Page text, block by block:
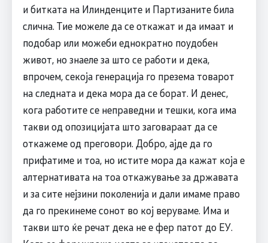
и битката на Илинденците и Партизаните била
слична. Тие можеле да се откажат и да имаат и
подобар или можеби еднократно поудобен
живот, но знаеле за што се работи и дека,
впрочем, секоја генерација го презема товарот
на следната и дека мора да се борат. И денес,
кога работите се неправедни и тешки, кога има
такви од опозицијата што заговараат да се
откажеме од преговори. Добро, ајде да го
прифатиме и тоа, но истите мора да кажат која е
алтернативата на тоа откажување за државата
и за сите нејзини поколенија и дали имаме право
да го прекинеме сонот во кој веруваме. Има и
такви што ќе речат дека не е фер патот до ЕУ.